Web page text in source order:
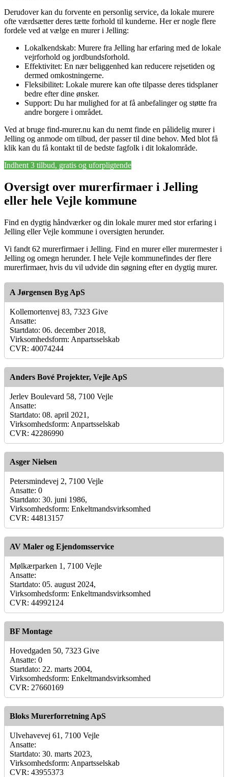
Derudover kan du forvente en personlig service, da lokale murere
ofte værdsætter deres tætte forhold til kunderne. Her er nogle flere
fordele ved at vælge en murer i Jelling:
Lokalkendskab: Murere fra Jelling har erfaring med de lokale
vejrforhold og jordbundsforhold.
Effektivitet: En nær beliggenhed kan reducere rejsetiden og
dermed omkostningerne.
Fleksibilitet: Lokale murere kan ofte tilpasse deres tidsplaner
bedre efter dine ønsker.
Support: Du har mulighed for at få anbefalinger og støtte fra
andre borgere i området.
Ved at bruge find-murer.nu kan du nemt finde en pålidelig murer i
Jelling og anmode om tilbud, der passer til dine behov. Med blot få
klik kan du få kontakt til de bedste fagfolk i dit lokalområde.
Indhent 3 tilbud, gratis og uforpligtende
Oversigt over murerfirmaer i Jelling
eller hele Vejle kommune
Find en dygtig håndværker og din lokale murer med stor erfaring i
Jelling eller Vejle kommune i oversigten herunder.
Vi fandt 62 murerfirmaer i Jelling. Find en murer eller murermester i
Jelling og omegn herunder. I hele Vejle kommunefindes der flere
murerfirmaer, hvis du vil udvide din søgning efter en dygtig murer.
A Jørgensen Byg ApS
Kollemortenvej 83, 7323 Give
Ansatte:
Startdato: 06. december 2018,
Virksomhedsform: Anpartsselskab
CVR: 40074244
Anders Bové Projekter, Vejle ApS
Jerlev Boulevard 58, 7100 Vejle
Ansatte:
Startdato: 08. april 2021,
Virksomhedsform: Anpartsselskab
CVR: 42286990
Asger Nielsen
Petersmindevej 2, 7100 Vejle
Ansatte: 0
Startdato: 30. juni 1986,
Virksomhedsform: Enkeltmandsvirksomhed
CVR: 44813157
AV Maler og Ejendomsservice
Mølkærparken 1, 7100 Vejle
Ansatte:
Startdato: 05. august 2024,
Virksomhedsform: Enkeltmandsvirksomhed
CVR: 44992124
BF Montage
Hovedgaden 50, 7323 Give
Ansatte: 0
Startdato: 22. marts 2004,
Virksomhedsform: Enkeltmandsvirksomhed
CVR: 27660169
Bloks Murerforretning ApS
Ulvehavevej 61, 7100 Vejle
Ansatte:
Startdato: 30. marts 2023,
Virksomhedsform: Anpartsselskab
CVR: 43955373